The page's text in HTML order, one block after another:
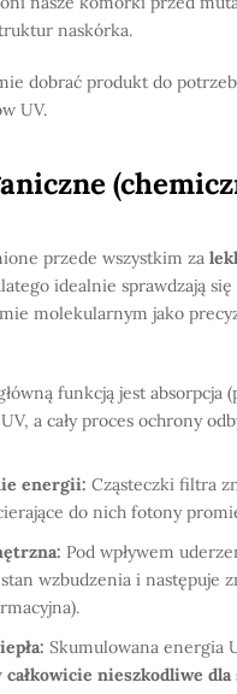
naskórka.
dobrać produkt do
UV.
przede wszystkim za
idealnie sprawdzają
molekularnym jako
funkcją jest absorpcja
a cały proces ochrony
energii: Cząsteczki filtra
do nich fotony
Pod wpływem
wzbudzenia i następuje
Skumulowana energia
całkowicie nieszkodliwe dla